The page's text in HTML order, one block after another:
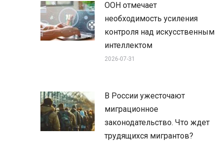
ООН отмечает
необходимость усиления
контроля над искусственным
интеллектом
2026-07-31
В России ужесточают
миграционное
законодательство. Что ждет
трудящихся мигрантов?